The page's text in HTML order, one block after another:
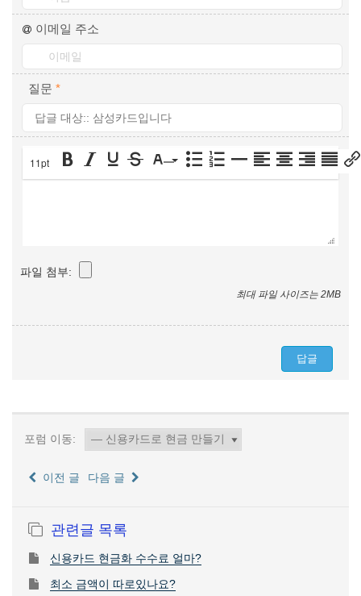
이메일 주소
질문 *
11pt
파일 첨부:
최대 파일 사이즈는 2MB
포럼 이동:
이전 글 다음 글
관련글 목록
신용카드 현금화 수수료 얼마?
최소 금액이 따로있나요?